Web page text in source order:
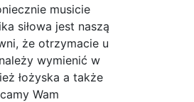
musicie
siłowa jest naszą
że otrzymacie u
wymienić w
łożyska a także
Wam